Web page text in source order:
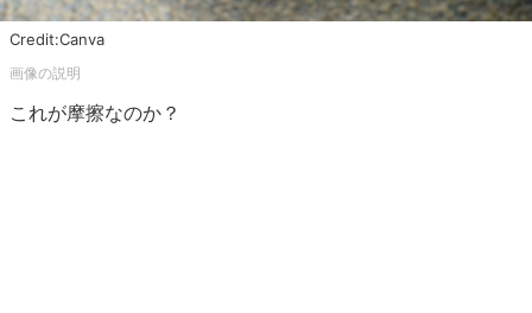
Credit:Canva
これが摩擦なのか？